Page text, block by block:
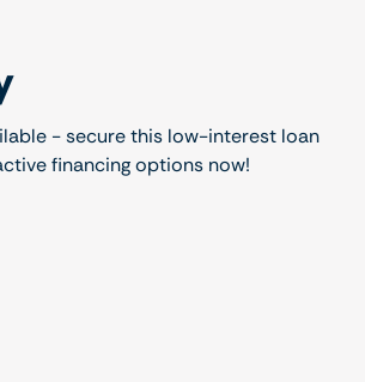
- secure this low-interest loan
financing options now!